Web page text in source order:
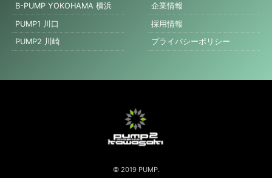
B-PUMP YOKOHAMA 横浜
PUMP1 川口
PUMP2 川崎
企業情報
採用情報
プライバシーポリシー
© 2019 PUMP.